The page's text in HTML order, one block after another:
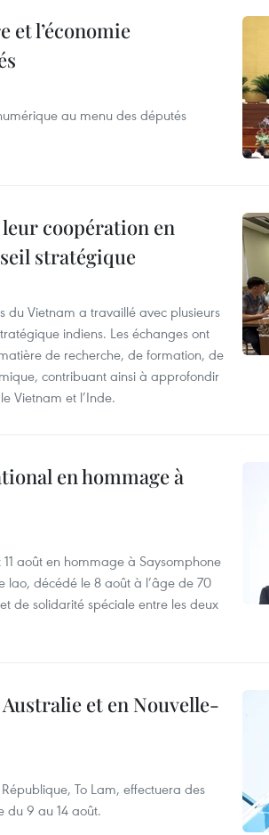
et l’économie
au menu des députés
coopération en
stratégique
du Vietnam a travaillé avec plusieurs
indiens. Les échanges ont
de recherche, de formation, de
contribuant ainsi à approfondir
Vietnam et l’Inde.
en hommage à
août en hommage à Saysomphone
lao, décédé le 8 août à l’âge de 70
de solidarité spéciale entre les deux
et en Nouvelle-
To Lam, effectuera des
du 9 au 14 août.